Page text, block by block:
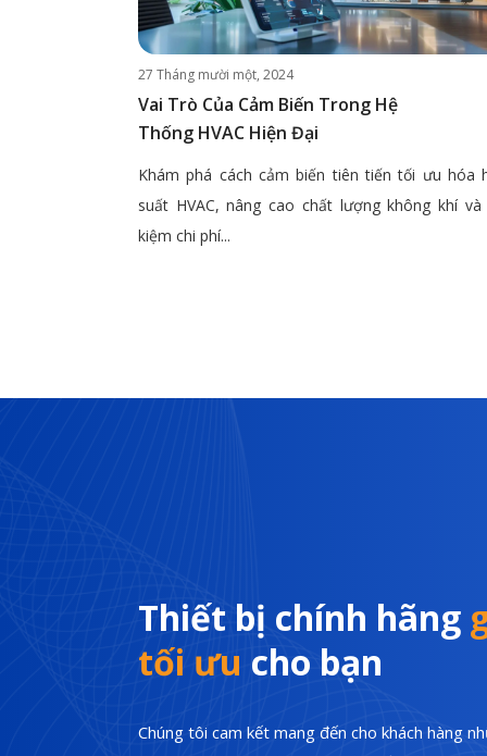
27 Tháng mười một, 2024
Vai Trò Của Cảm Biến Trong Hệ
Thống HVAC Hiện Đại
Khám phá cách cảm biến tiên tiến tối ưu hóa
suất HVAC, nâng cao chất lượng không khí
kiệm chi phí...
Thiết bị chính hãng
tối ưu cho bạn
Chúng tôi cam kết mang đến cho khách hàng